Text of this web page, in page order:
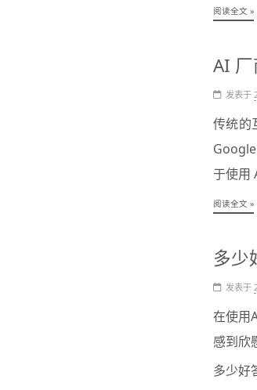
阅读全文 »
AI
发表于
传统的
于使用
阅读全文 »
多少
发表于
在使用
感到欣
多少好